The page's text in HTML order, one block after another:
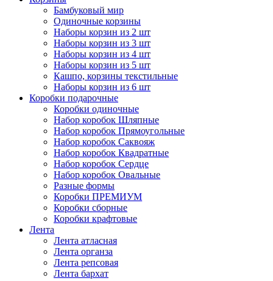
Бамбуковый мир
Одиночные корзины
Наборы корзин из 2 шт
Наборы корзин из 3 шт
Наборы корзин из 4 шт
Наборы корзин из 5 шт
Кашпо, корзины текстильные
Наборы корзин из 6 шт
Коробки подарочные
Коробки одиночные
Набор коробок Шляпные
Набор коробок Прямоугольные
Набор коробок Саквояж
Набор коробок Квадратные
Набор коробок Сердце
Набор коробок Овальные
Разные формы
Коробки ПРЕМИУМ
Коробки сборные
Коробки крафтовые
Лента
Лента атласная
Лента органза
Лента репсовая
Лента бархат